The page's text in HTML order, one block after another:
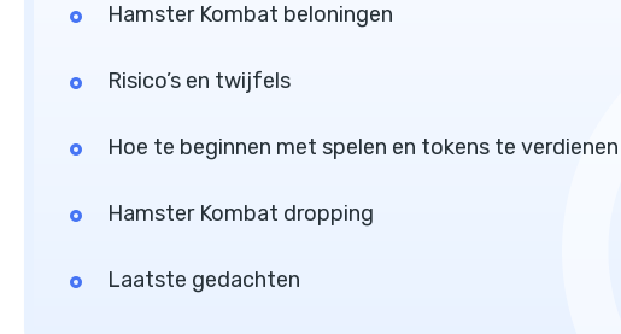
Hamster Kombat beloningen
Risico’s en twijfels
Hoe te beginnen met spelen en tokens te verdienen
Hamster Kombat dropping
Laatste gedachten